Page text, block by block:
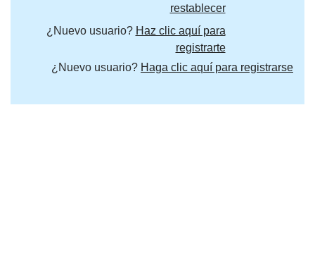
restablecer
¿Nuevo usuario? Haz clic aquí para
registrarte
¿Nuevo usuario? Haga clic aquí para registrarse